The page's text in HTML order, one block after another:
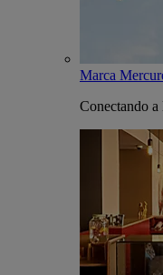
Marca
Conectando a